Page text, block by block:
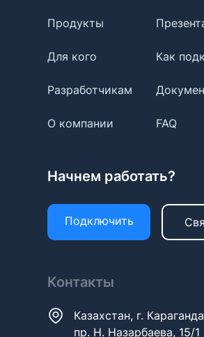
Продукты
Для кого Как
Разработчикам
О компании FAQ
Начнем работать?
Подключить
Контакты
Казахстан, г.
пр. Н. Назарбаева, 15/1